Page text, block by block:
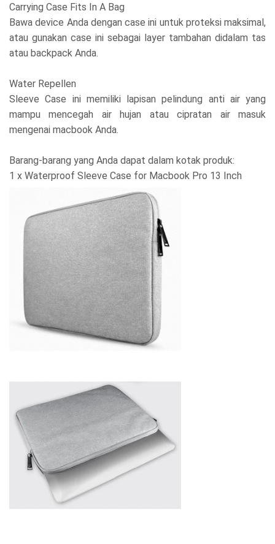
Carrying Case Fits In A Bag
Bawa device Anda dengan case ini untuk proteksi maksimal,
atau gunakan case ini sebagai layer tambahan didalam tas
atau backpack Anda.
Water Repellen
Sleeve Case ini memiliki lapisan pelindung anti air yang
mampu mencegah air hujan atau cipratan air masuk
mengenai macbook Anda.
Barang-barang yang Anda dapat dalam kotak produk:
1 x Waterproof Sleeve Case for Macbook Pro 13 Inch